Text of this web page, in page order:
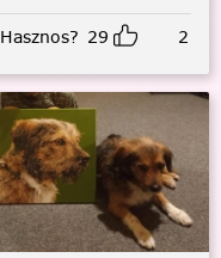
Hasznos? 29 2